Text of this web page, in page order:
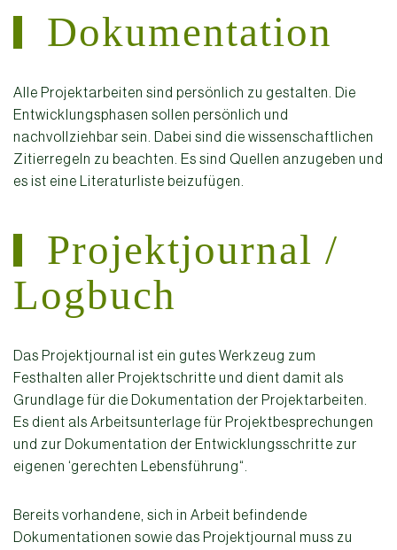
Dokumentation
Alle Projektarbeiten sind persönlich zu gestalten. Die
Entwicklungsphasen sollen persönlich und
nachvollziehbar sein. Dabei sind die wissenschaftlichen
Zitierregeln zu beachten. Es sind Quellen anzugeben und
es ist eine Literaturliste beizufügen.
Projektjournal /
Logbuch
Das Projektjournal ist ein gutes Werkzeug zum
Festhalten aller Projektschritte und dient damit als
Grundlage für die Dokumentation der Projektarbeiten.
Es dient als Arbeitsunterlage für Projektbesprechungen
und zur Dokumentation der Entwicklungsschritte zur
eigenen ‘gerechten Lebensführung“.
Bereits vorhandene, sich in Arbeit befindende
Dokumentationen sowie das Projektjournal muss zu